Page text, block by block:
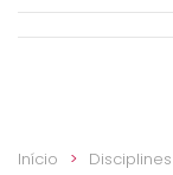
Início Disciplines